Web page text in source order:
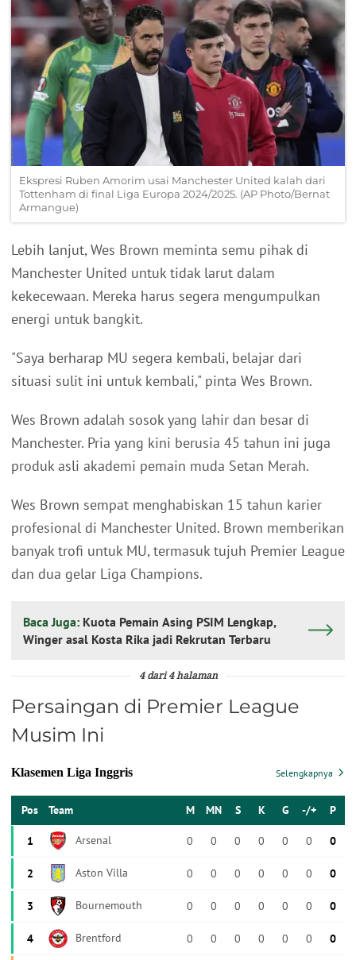
Ekspresi Ruben Amorim usai Manchester United kalah dari
Tottenham di final Liga Europa 2024/2025. (AP Photo/Bernat
Armangue)
Lebih lanjut, Wes Brown meminta semu pihak di
Manchester United untuk tidak larut dalam
kekecewaan. Mereka harus segera mengumpulkan
energi untuk bangkit.
"Saya berharap MU segera kembali, belajar dari
situasi sulit ini untuk kembali," pinta Wes Brown.
Wes Brown adalah sosok yang lahir dan besar di
Manchester. Pria yang kini berusia 45 tahun ini juga
produk asli akademi pemain muda Setan Merah.
Wes Brown sempat menghabiskan 15 tahun karier
profesional di Manchester United. Brown memberikan
banyak trofi untuk MU, termasuk tujuh Premier League
dan dua gelar Liga Champions.
Baca Juga: Kuota Pemain Asing PSIM Lengkap,
Winger asal Kosta Rika jadi Rekrutan Terbaru
4 dari 4 halaman
Persaingan di Premier League
Musim Ini